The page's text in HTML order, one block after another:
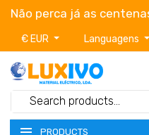
Não perca já as
€ EUR Languagens
PRODUCTS